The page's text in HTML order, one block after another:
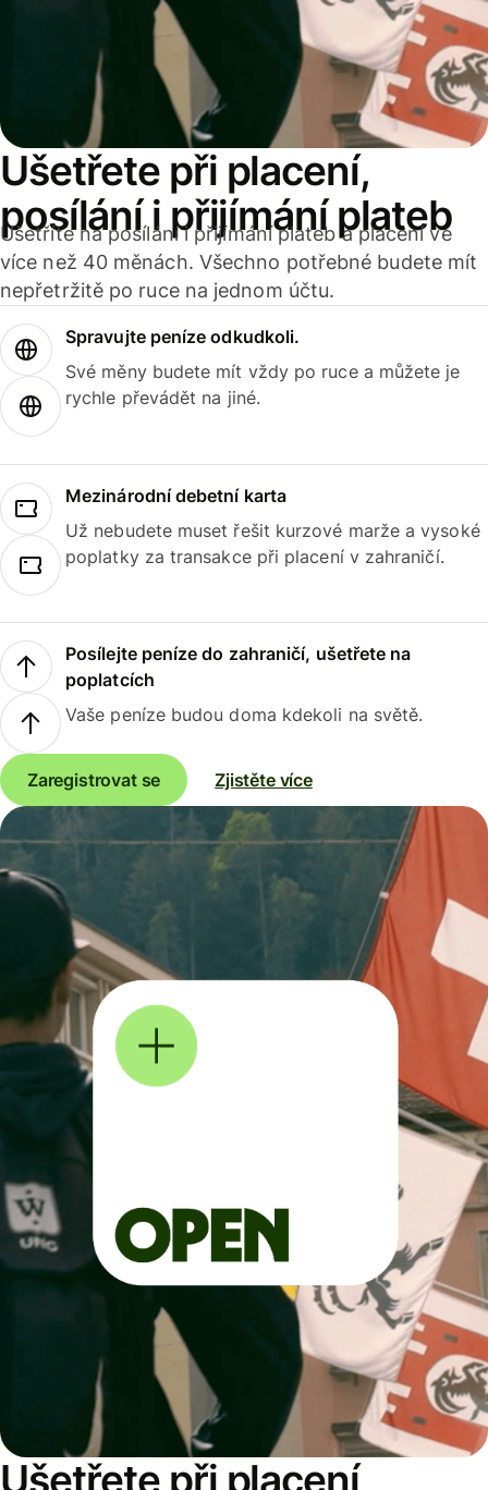
Ušetřete při placení,
posílání i přijímání plateb
Ušetříte na posílání i přijímání plateb a placení ve
více než 40 měnách. Všechno potřebné budete mít
nepřetržitě po ruce na jednom účtu.
Spravujte peníze odkudkoli.
Své měny budete mít vždy po ruce a můžete je
rychle převádět na jiné.
Mezinárodní debetní karta
Už nebudete muset řešit kurzové marže a vysoké
poplatky za transakce při placení v zahraničí.
Posílejte peníze do zahraničí, ušetřete na
poplatcích
Vaše peníze budou doma kdekoli na světě.
Zaregistrovat se Zjistěte více
Ušetřete při placení,